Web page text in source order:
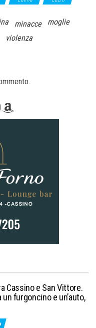
minacce
moglie
violenza
Amazon
Cassino e San Vittore.
furgoncino e un’auto,